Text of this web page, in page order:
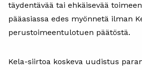
täydentävää tai ehkäisevää
pääasiassa edes myönnetä ilman
perustoimeentulotuen päätöstä.
Kela-siirtoa koskeva uudistus